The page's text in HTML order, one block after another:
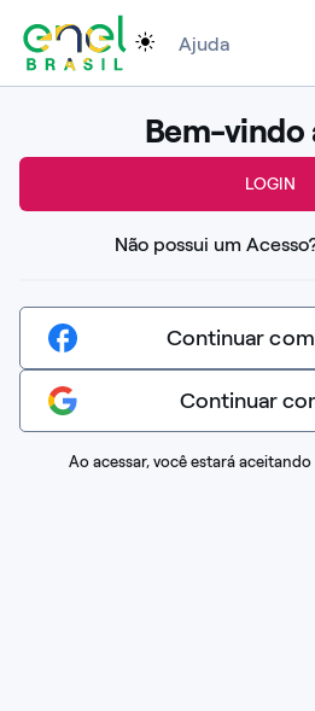
Ajuda
Bem-vindo
LOGIN
Não possui um
Continuar
Continuar
Ao acessar, você estará